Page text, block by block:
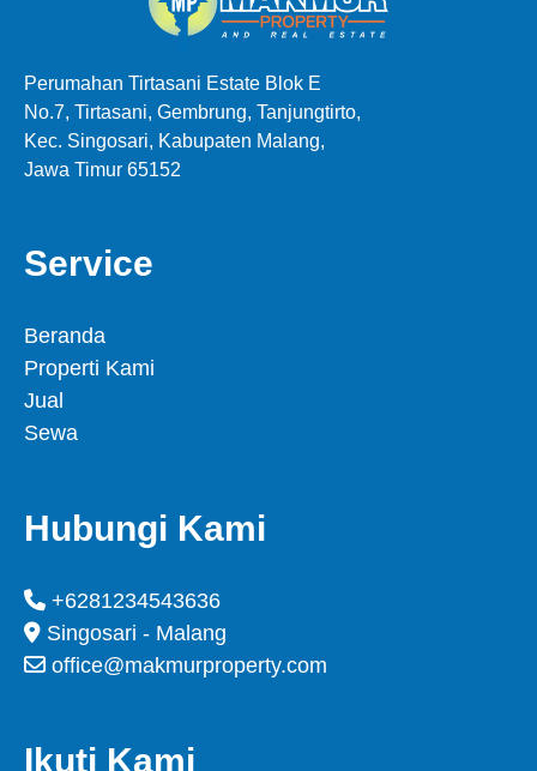
Perumahan Tirtasani Estate Blok E
No.7, Tirtasani, Gembrung, Tanjungtirto,
Kec. Singosari, Kabupaten Malang,
Jawa Timur 65152
Service
Beranda
Properti Kami
Jual
Sewa
Hubungi Kami
+6281234543636
Singosari - Malang
office@makmurproperty.com
Ikuti Kami